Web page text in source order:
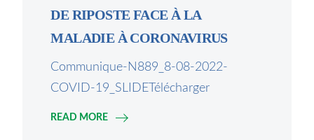
DE RIPOSTE FACE À LA
MALADIE À CORONAVIRUS
Communique-N889_8-08-2022-
COVID-19_SLIDETélécharger
READ MORE